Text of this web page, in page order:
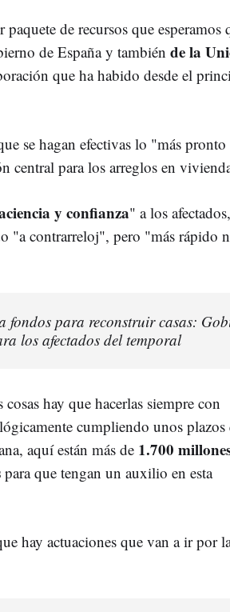
de recursos que esperamos
de España y también de la
que ha habido desde el
se hagan efectivas lo "más pronto
central para los arreglos en
y confianza" a los afectados,
"a contrarreloj", pero "más rápido
fondos para reconstruir casas:
los afectados del temporal
hay que hacerlas siempre con
cumpliendo unos plazos
aquí están más de 1.700
para que tengan un auxilio en esta
hay actuaciones que van a ir por